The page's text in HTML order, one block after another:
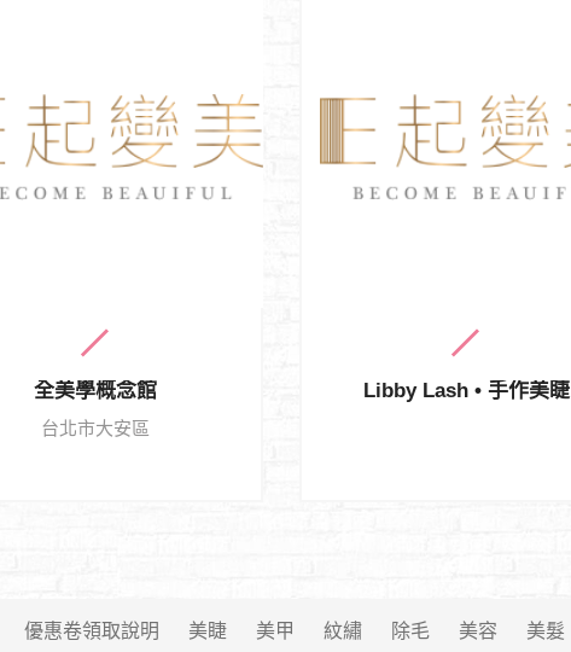
全美學概念館
台北市大安區
Libby Lash • 手作美睫
優惠卷領取說明 美睫 美甲 紋繡 除毛 美容 美髮